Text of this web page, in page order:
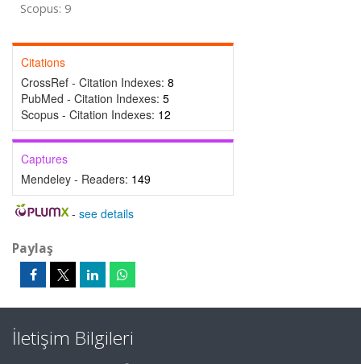
Scopus: 9
Citations
CrossRef - Citation Indexes: 8
PubMed - Citation Indexes: 5
Scopus - Citation Indexes: 12
Captures
Mendeley - Readers: 149
- see details
Paylaş
İletişim Bilgileri